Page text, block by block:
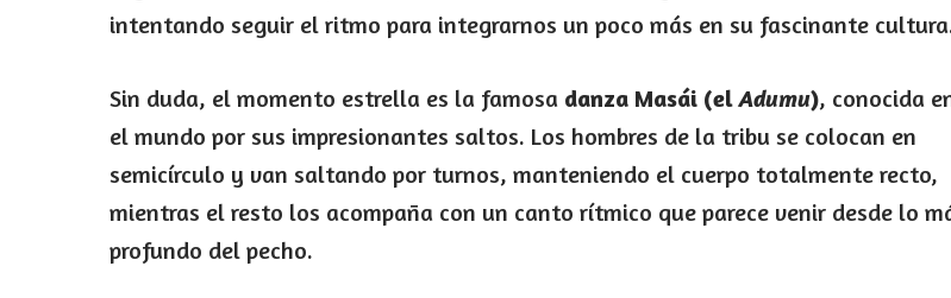
intentando seguir el ritmo para integrarnos un poco más en su fascinante
Sin duda, el momento estrella es la famosa danza Masái (elAdumu), conocida
el mundo por sus impresionantes saltos. Los hombres de la tribu se colocan en
semicírculo y van saltando por turnos, manteniendo el cuerpo totalmente recto,
mientras el resto los acompaña con un canto rítmico que parece venir desde lo
profundo del pecho.